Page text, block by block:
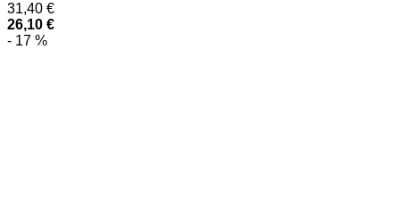
31,40 €
26,10 €
- 17 %